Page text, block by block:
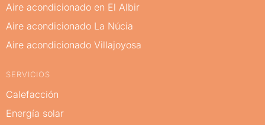
Aire acondicionado en El Albir
Aire acondicionado La Núcia
Aire acondicionado Villajoyosa
SERVICIOS
Calefacción
Energía solar